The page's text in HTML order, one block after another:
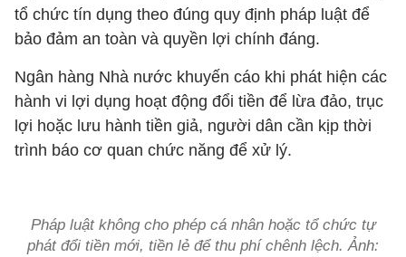
tổ chức tín dụng theo đúng quy định pháp luật để
bảo đảm an toàn và quyền lợi chính đáng.
Ngân hàng Nhà nước khuyến cáo khi phát hiện các
hành vi lợi dụng hoạt động đổi tiền để lừa đảo, trục
lợi hoặc lưu hành tiền giả, người dân cần kịp thời
trình báo cơ quan chức năng để xử lý.
Pháp luật không cho phép cá nhân hoặc tổ chức tự
phát đổi tiền mới, tiền lẻ để thu phí chênh lệch. Ảnh: